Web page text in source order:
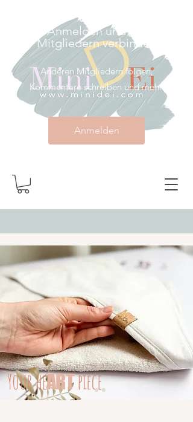
Anmelden und mit
Mitgliedern verbinden
Anderen Mitgliedern folgen,
Kommentare schreiben und mehr.
Anmelden
YourheARTpiece